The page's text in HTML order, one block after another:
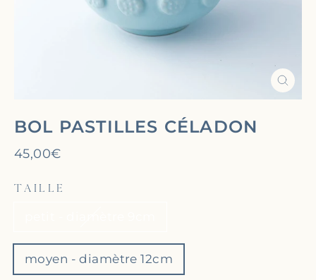
(Esc)
BOL PASTILLES CÉLADON
Prix
45,00€
TAILLE
moyen - diamètre 12cm